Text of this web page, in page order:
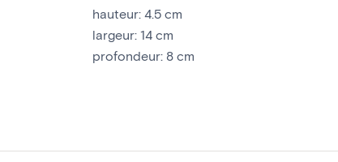
hauteur: 4.5 cm
largeur: 14 cm
profondeur: 8 cm